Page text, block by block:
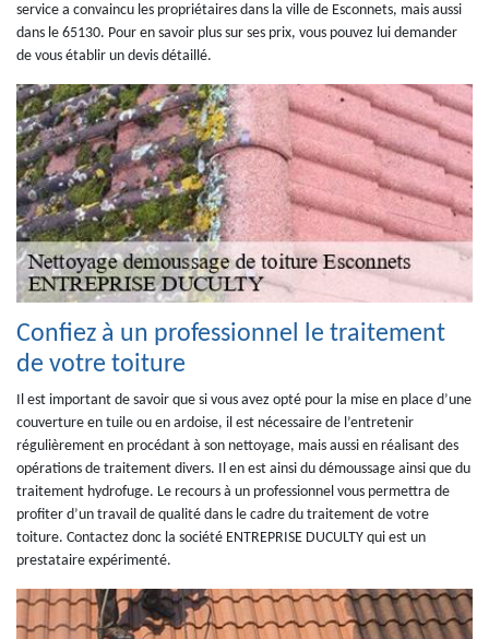
service a convaincu les propriétaires dans la ville de Esconnets, mais aussi
dans le 65130. Pour en savoir plus sur ses prix, vous pouvez lui demander
de vous établir un devis détaillé.
Confiez à un professionnel le traitement
de votre toiture
Il est important de savoir que si vous avez opté pour la mise en place d’une
couverture en tuile ou en ardoise, il est nécessaire de l’entretenir
régulièrement en procédant à son nettoyage, mais aussi en réalisant des
opérations de traitement divers. Il en est ainsi du démoussage ainsi que du
traitement hydrofuge. Le recours à un professionnel vous permettra de
profiter d’un travail de qualité dans le cadre du traitement de votre
toiture. Contactez donc la société ENTREPRISE DUCULTY qui est un
prestataire expérimenté.